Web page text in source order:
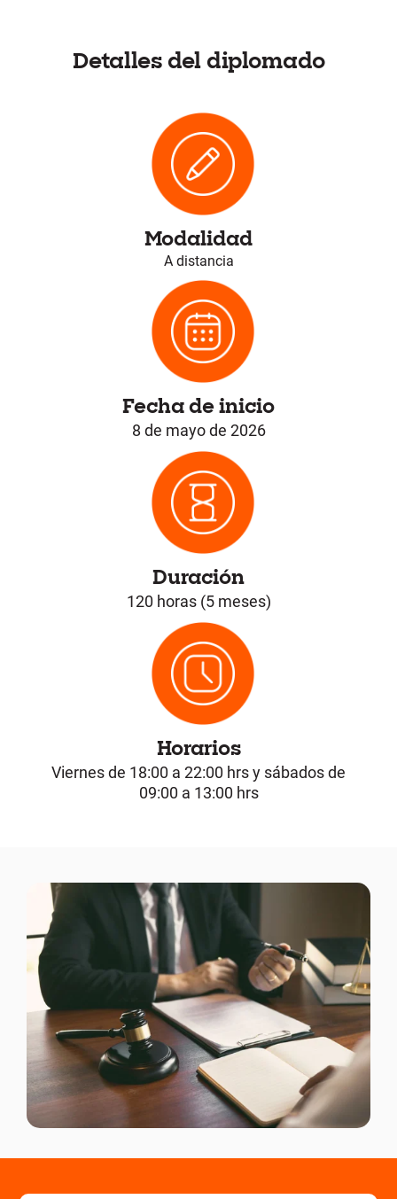
Detalles del diplomado
Modalidad
A distancia
Fecha de inicio
8 de mayo de 2026
Duración
120 horas (5 meses)
Horarios
Viernes de 18:00 a 22:00 hrs y sábados de
09:00 a 13:00 hrs